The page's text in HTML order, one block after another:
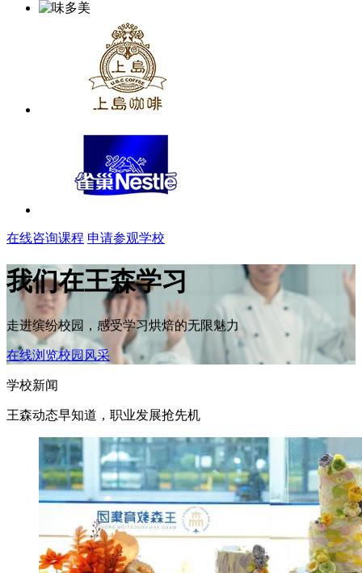
在线咨询课程 申请参观学校
我们在王森学习
走进缤纷校园，感受学习烘焙的无限魅力
在线浏览校园风采
学校新闻
王森动态早知道，职业发展抢先机